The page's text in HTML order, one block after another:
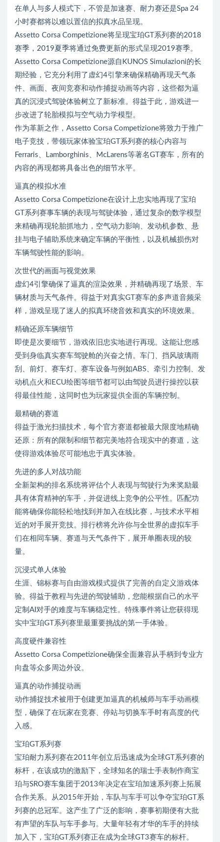
在单人与多人模式下，不管是加速赛、耐力赛还是Spa 24
小时赛都将以难以置信的拟真水品呈现。
Assetto Corsa Competizione将呈现宝珀GT系列赛的2018
赛季，2019夏季将通过免费更新的形式呈现2019赛季。
Assetto Corsa Competizione源自KUNOS Simulazioni的长
期经验，它充分利用了虚幻4引擎来确保精确再现天气条
件、画面、夜间竞赛和动作捕捉动画等内容，这些都为逼
真的沉浸式驾驶体验树立了新标准。得益于此，游戏进一
步改进了轮胎模拟与空气动力学模型。
作为革新之作，Assetto Corsa Competizione将致力于推广
电子竞技，带领玩家体验宝珀GT系列赛的核心内容与
Ferraris、Lamborghinis、McLarens等著名GT赛车，所有的
内容的再现都将具备出色的细节水平。
逼真的模拟水准
Assetto Corsa Competizione在设计上忠实地再现了宝珀
GT系列赛事车辆的表现与驾驶体验，通过复杂的数学模型
来精确再现轮胎抓地力，空气动力影响、发动机参数、悬
挂与电子辅助系统来确定车辆的平衡性，以及机械损伤对
车辆驾驶性能的影响。
次世代的画面与视觉效果
虚幻4引擎确保了逼真的渲染效果，并精确再现了场景、车
辆材质与天气条件。得益于对真实GT赛车的多声道音频采
样，游戏呈现了迷人的拟真环绕音效和真实的环境效果。
精确还原车辆细节
即使是次要细节，游戏依旧忠实地进行再现。这能让您感
受到身临真实赛车驾驶舱的兴奋之情。车门、挡风玻璃雨
刮、前灯、赛车灯、赛车设备与例如ABS、牵引力控制、发
动机点火和ECU绘图等细节都可以由驾驶员进行操控以获
得最佳性能，这同时也为玩家提供全面的车辆控制。
最精确的赛道
得益于激光扫描技术，每个官方赛道都被最大限度地精确
还原：所有的限制和细节都完美地符合现实中的赛道，这
使得游戏体验尽可能地忠于真实体验。
先进的多人对战功能
全新架构的排名系统将评估个人表现与驾驶行为来奖励最
具有体育精神的车手，并促进线上竞争的公平性。匹配功
能将确保你能轻松地找到并加入在线比赛，与技术水平相
近的对手展开竞技。排行榜将允许你与全世界的虚拟车手
们在相同车辆、赛道与天气条件下，展开单圈表现的较
量。
沉浸式单人体验
生涯、锦标赛与自由游戏模式提供了完善的自定义游戏体
验。得益于教程与先进的驾驶辅助，您能根据自己的水平
定制AI对手的难度与车辆稳定性。特殊事件将让您获得现
实中宝珀GT系列赛里最重要挑战的第一手体验。
高度硬件兼容性
Assetto Corsa Competizione确保全面兼容从手柄到专业方
向盘等众多周边外设。
逼真的动作捕捉动画
动作捕捉技术被用于创建更加逼真的机械师与车手动画模
型，确保了在玩家在竞赛、停站与切换车手时有高度的代
入感。
宝珀GT系列赛
宝珀耐力系列赛在2011年创立后迅速成为全球GT系列赛的
标杆，在该成功的激励下，全球知名的瑞士手表制作商宝
珀与SRO赛车集团于2013年决定在宝珀加速系列赛上拓展
合作关系。从2015年开始，车队与车手可以争夺宝珀GT系
列赛的总冠军。这产生了广泛的影响，赛事初期便有大批
有声望的车队与车手参与。大量年轻有才华的车手的持续
加入下，宝珀GT系列赛正在成为全球GT3赛车的标杆。